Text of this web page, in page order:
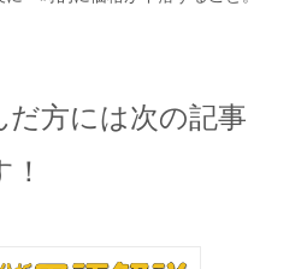
だ方には次の記事